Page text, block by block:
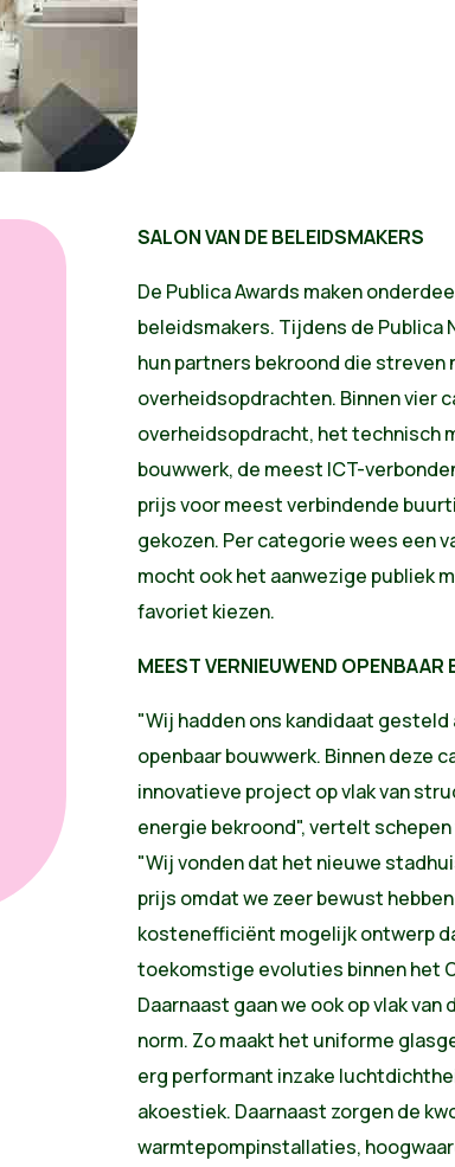
SALON VAN DE BELEIDSMAKERS
De Publica Awards maken
beleidsmakers. Tijdens de
hun partners bekroond die streven
overheidsopdrachten. Binnen vier
overheidsopdracht, het technisch
bouwwerk, de meest ICT-
prijs voor meest verbindende
gekozen. Per categorie wees een
mocht ook het aanwezige publiek
favoriet kiezen.
MEEST VERNIEUWEND OPENBAAR
"Wij hadden ons kandidaat
openbaar bouwwerk. Binnen deze
innovatieve project op vlak van
energie bekroond", vertelt
"Wij vonden dat het nieuwe
prijs omdat we zeer bewust
kostenefficiënt mogelijk ontwerp
toekomstige evoluties binnen het
Daarnaast gaan we ook op vlak
norm. Zo maakt het uniforme
erg performant inzake
akoestiek. Daarnaast zorgen de
warmtepompinstallaties,